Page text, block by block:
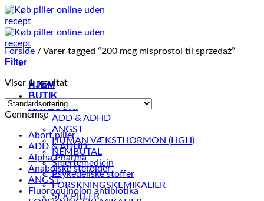
Fortsæt
til
indhold
HJEM
BUTIK
KATEGORI
ADD & ADHD
ANGST
HUMAN VÆKSTHORMON (HGH)
NEMBUTAL
Smertemedicin
Psykedeliske stoffer
FORSKNINGSKEMIKALIER
SEX PILLER
Forside /Varer tagged “200 mcg misprostol til sprzedaż”
Filter
Viser 1 resultat
Gennemse
Abort piller
ADD & ADHD
Alpha Pharma
Anabolske steroider
ANGST
Fluoroquinolon antibiotika